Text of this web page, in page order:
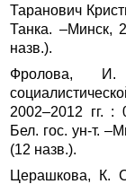
Таранович
Танка. –Минск,
назв.).
Фролова, И.
2002–2012 гг.
Бел. гос. ун‑т.
(12 назв.).
Церашкова, К.